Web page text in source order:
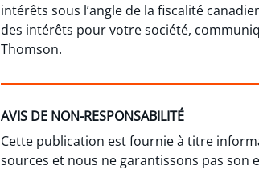
intérêts sous l’angle de la fiscalité
des intérêts pour votre société,
Thomson.
AVIS DE NON-RESPONSABILITÉ
Cette publication est fournie à titre
sources et nous ne garantissons pas son